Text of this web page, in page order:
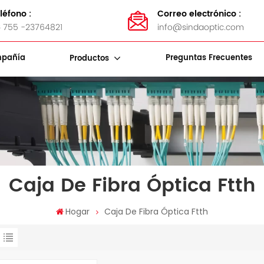
:
755 -23764821
Correo electrónico :
info@sindaoptic.com
Productos Preguntas Frecuentes
Caja De Fibra Óptica Ftth
Hogar Caja De Fibra Óptica Ftth